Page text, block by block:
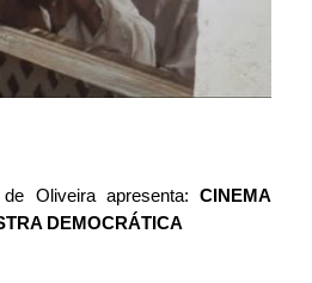
de Oliveira apresenta: CINEMA
DEMOCRÁTICA